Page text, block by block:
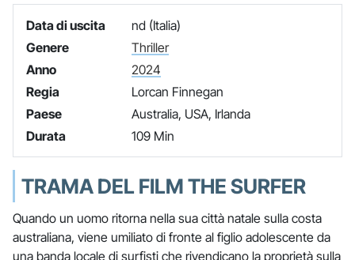
Data di uscita
nd (Italia)
Genere
Thriller
Anno
2024
Regia
Lorcan Finnegan
Paese
Australia, USA, Irlanda
Durata
109 Min
TRAMA DEL FILM THE SURFER
Quando un uomo ritorna nella sua città natale sulla costa
australiana, viene umiliato di fronte al figlio adolescente da
una banda locale di surfisti che rivendicano la proprietà sulla